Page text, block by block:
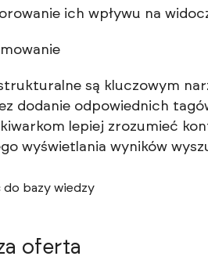
ich wpływu na
są kluczowym
dodanie odpowiednich
lepiej zrozumieć
wyświetlania wyników
do bazy wiedzy
oferta